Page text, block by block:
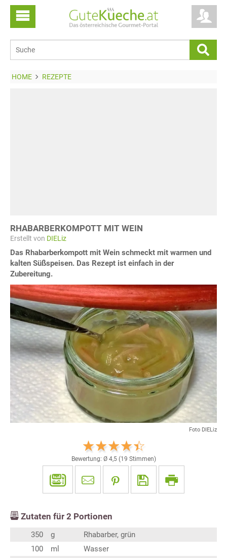
HOME REZEPTE
RHABARBERKOMPOTT MIT WEIN
Erstellt von DIELiz
Das Rhabarberkompott mit Wein schmeckt mit warmen und
kalten Süßspeisen. Das Rezept ist einfach in der
Zubereitung.
Foto DIELiz
Bewertung: Ø 4,5(19 Stimmen)
Zutaten für 2 Portionen
350 g
Rhabarber, grün
100
ml
Wasser